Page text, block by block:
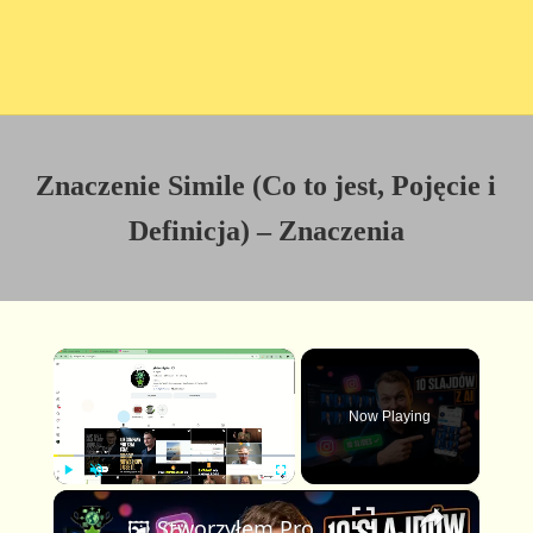
Znaczenie Simile (Co to jest, Pojęcie i
Definicja) – Znaczenia
×
U
n u
Now Playing
×